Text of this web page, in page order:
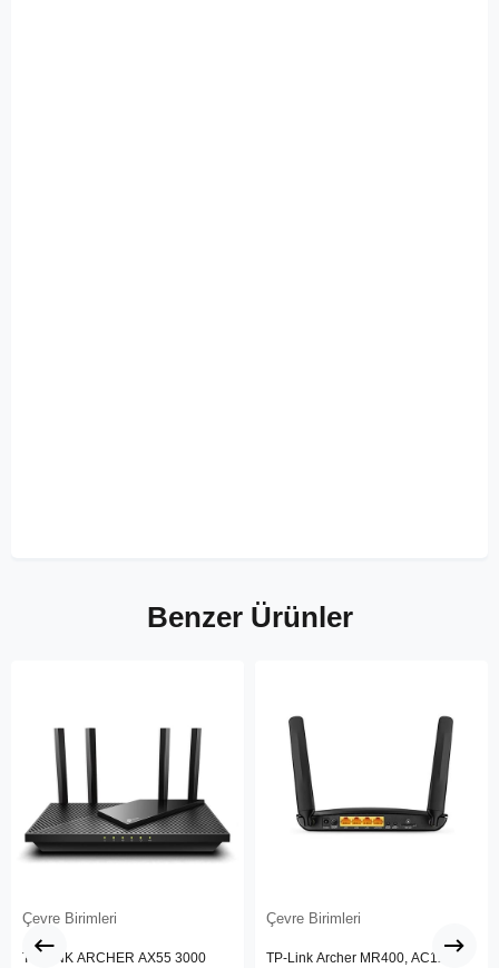
Benzer Ürünler
Çevre Birimleri
TP-LINK ARCHER AX55 3000
Çevre Birimleri
TP-Link Archer MR400, AC1200